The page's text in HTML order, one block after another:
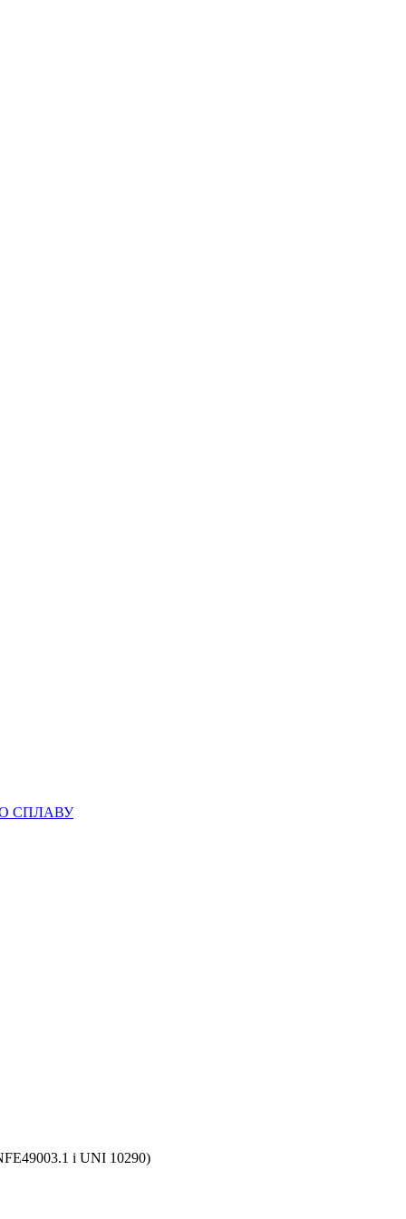
і UNI 10290)